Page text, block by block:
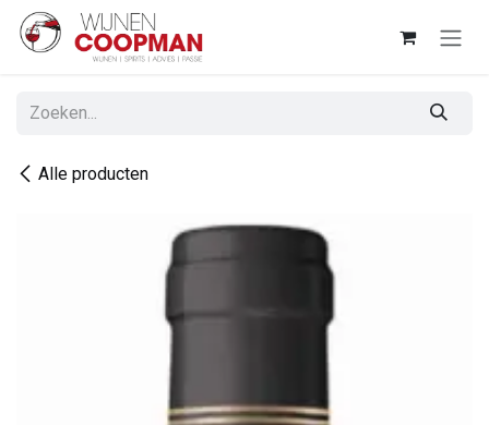
Overslaan naar inhoud
Alle producten